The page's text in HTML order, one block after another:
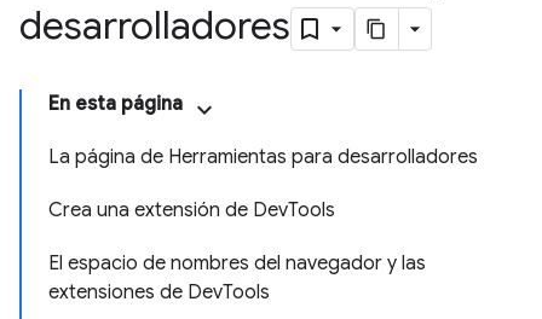
desarrolladores
En esta página
La página de Herramientas para desarrolladores
Crea una extensión de DevTools
El espacio de nombres del navegador y las
extensiones de DevTools